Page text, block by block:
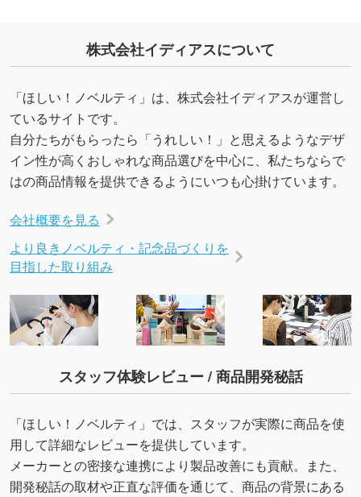
株式会社イディアスについて
「ほしい！ノベルティ」は、株式会社イディアスが運営し
ているサイトです。
自分たちがもらったら「うれしい！」と思えるようなデザ
イン性が高くおしゃれな商品選びを中心に、私たちならで
はの商品情報を提供できるようにいつも心掛けています。
会社概要を見る
より良きノベルティ・記念品づくりを
目指した取り組み
スタッフ体験レビュー / 商品開発秘話
「ほしい！ノベルティ」では、スタッフが実際に商品を使
用して詳細なレビューを提供しています。
メーカーとの密接な連携により製品改善にも貢献。また、
開発秘話の取材や正直な評価を通じて、商品の背景にある